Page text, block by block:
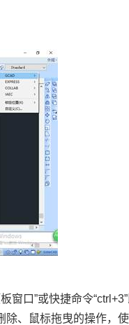
窗口”或快捷命令“ctrl+3
除、鼠标拖曳的操作，